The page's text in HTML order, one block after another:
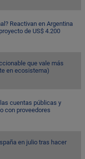
Reactivan en Argentina
de US$ 4.200
que vale más
en ecosistema)
cuentas públicas y
con proveedores
en julio tras hacer